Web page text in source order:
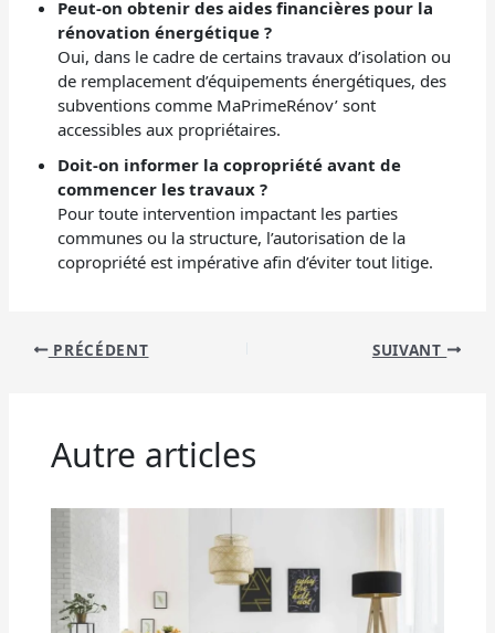
Peut-on obtenir des aides financières pour la
rénovation énergétique ?
Oui, dans le cadre de certains travaux d’isolation ou
de remplacement d’équipements énergétiques, des
subventions comme MaPrimeRénov’ sont
accessibles aux propriétaires.
Doit-on informer la copropriété avant de
commencer les travaux ?
Pour toute intervention impactant les parties
communes ou la structure, l’autorisation de la
copropriété est impérative afin d’éviter tout litige.
PRÉCÉDENT SUIVANT
Autre articles